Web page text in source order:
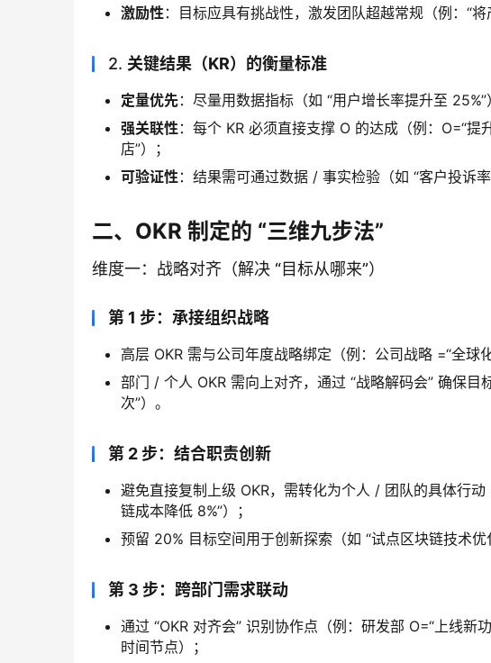
激励性：目标应具有挑战性，激发团队超越常规（例：“将
2. 关键结果（KR）的衡量标准
定量优先：尽量用数据指标（如 “用户增长率提升至
强关联性：每个 KR 必须直接支撑 O 的达成（例：O=“
店”）；
可验证性：结果需可通过数据 / 事实检验（如 “客户投诉
二、OKR 制定的 “三维九步法”
维度一：战略对齐（解决 “目标从哪来”）
第 1 步：承接组织战略
高层 OKR 需与公司年度战略绑定（例：公司战略 =“全球
部门 / 个人 OKR 需向上对齐，通过 “战略解码会” 确保
次”）。
第 2 步：结合职责创新
避免直接复制上级 OKR，需转化为个人 / 团队的具体行
链成本降低 8%”）；
预留 20% 目标空间用于创新探索（如 “试点区块链技术优
第 3 步：跨部门需求联动
通过 “OKR 对齐会” 识别协作点（例：研发部 O=“上线新
时间节点）；